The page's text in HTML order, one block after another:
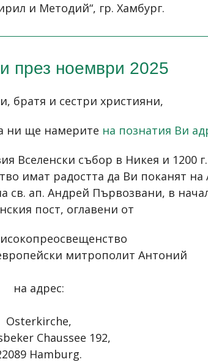
и Методий“, гр. Хамбург.
през ноември 2025
братя и сестри християни,
ни ще намерите на познатия Ви
Вселенски събор в Никея и 1200
имат радостта да Ви поканят
св. ап. Андрей Първозвани, в
пост, оглавени от
митрополит Антоний
на адрес:
Osterkirche,
Chaussee 192,
Hamburg.